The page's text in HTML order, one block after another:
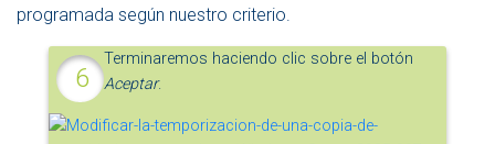
programada según nuestro criterio.
Terminaremos haciendo clic sobre el botón
Aceptar.